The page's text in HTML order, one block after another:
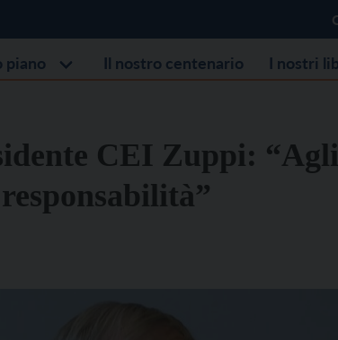
piano Il nostro centenario I nostri
CEI Zuppi: